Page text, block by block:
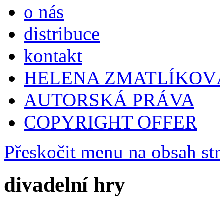
o nás
distribuce
kontakt
HELENA
AUTORSKÁ PRÁVA
COPYRIGHT OFFER
Přeskočit menu na obsah
divadelní hry